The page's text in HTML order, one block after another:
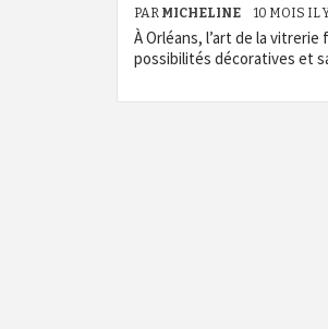
PAR MICHELINE 10 MOIS IL
À Orléans, l’art de la
possibilités décoratives et